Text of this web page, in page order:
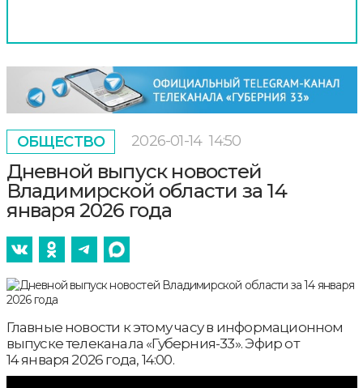
ОБЩЕСТВО 2026-01-14 14:50
Дневной выпуск новостей
Владимирской области за 14
января 2026 года
Главные новости к этому часу в информационном
выпуске телеканала «Губерния-33». Эфир от
14 января 2026 года, 14:00.